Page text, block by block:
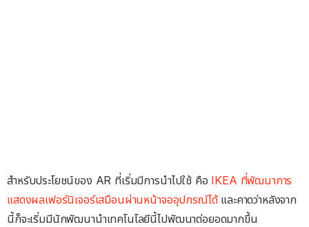
สำหรับประโยชน์ของ AR ที่เริ่มมีการนำไปใช้ คือ IKEA ที่พัฒนาการ
แสดงผลเฟอร์นิเจอร์เสมือนผ่านหน้าจออุปกรณ์ได้และคาดว่าหลังจาก
นี้ก็จะเริ่มมีนักพัฒนานำเทคโนโลยีนี้ไปพัฒนาต่อยอดมากขึ้น